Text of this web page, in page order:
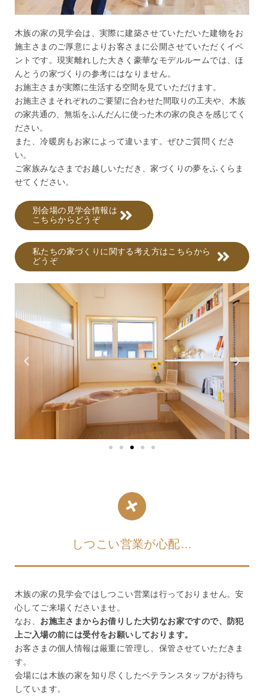
木族の家の見学会は、実際に建築させていただいた建物をお
施主さまのご厚意によりお客さまに公開させていただくイベ
ントです。現実離れした大きく豪華なモデルルームでは、ほ
んとうの家づくりの参考にはなりません。
お施主さまが実際に生活する空間を見ていただけます。
お施主さまそれぞれのご要望に合わせた間取りの工夫や、木族
の家共通の、無垢をふんだんに使った木の家の良さを感じてく
ださい。
また、冷暖房もお家によって違います。ぜひご質問くださ
い。
ご家族みなさまでお越しいただき、家づくりの夢をふくらま
せてください。
別会場の見学会情報は
こちらからどうぞ
私たちの家づくりに関する考え方はこちらから
どうぞ
しつこい営業が心配…
木族の家の見学会ではしつこい営業は行っておりません。安
心してご来場くださいませ。
なお、 お施主さまからお借りした大切なお家ですので、防犯
上ご入場の前には受付をお願いしております。
お客さまの個人情報は厳重に管理し、保管させていただきま
す。
会場には木族の家を知り尽くしたベテランスタッフがお待ち
しています。